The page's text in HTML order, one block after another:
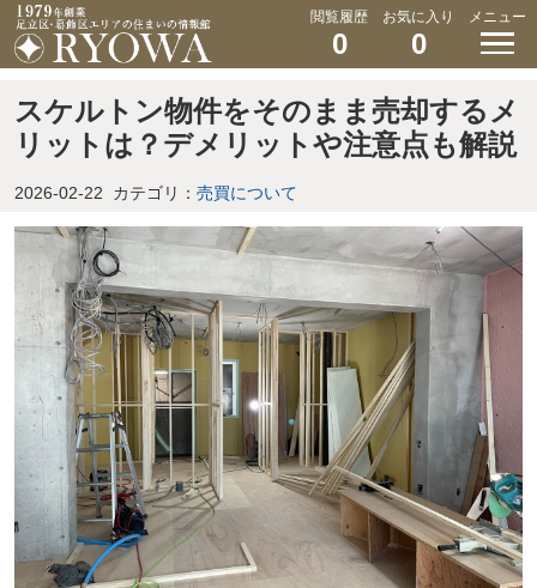
閲覧履歴
0
お気に入り
0
メニュー
スケルトン物件をそのまま売却するメ
リットは？デメリットや注意点も解説
2026-02-22 カテゴリ： 売買について